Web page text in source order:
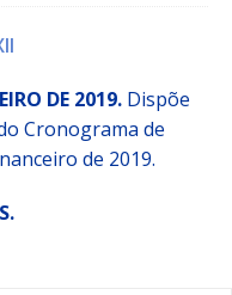
DE 2019. Dispõe
Cronograma de
de 2019.